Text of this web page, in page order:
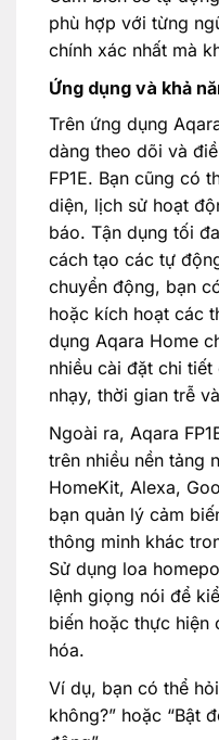
phù hợp với từng
chính xác nhất mà
Ứng dụng và khả
Trên ứng dụng
dàng theo dõi và
FP1E. Bạn cũng có
diện, lịch sử hoạt
báo. Tận dụng tối
cách tạo các tự
chuyển động, bạn
hoặc kích hoạt các
dụng Aqara Home
nhiều cài đặt chi
nhạy, thời gian trễ
Ngoài ra, Aqara
trên nhiều nền tảng
HomeKit, Alexa,
bạn quản lý cảm
thông minh khác
Sử dụng loa
lệnh giọng nói để
biến hoặc thực hiện
hóa.
Ví dụ, bạn có thể
không?” hoặc “Bật